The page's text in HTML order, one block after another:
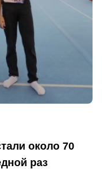
около 70
раз